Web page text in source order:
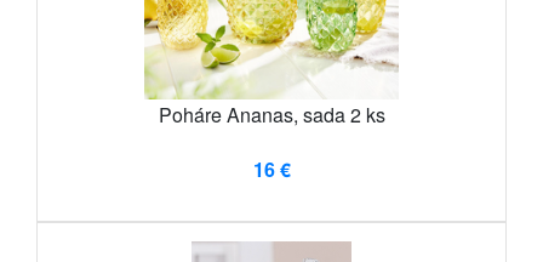
Poháre Ananas, sada 2 ks
16 €